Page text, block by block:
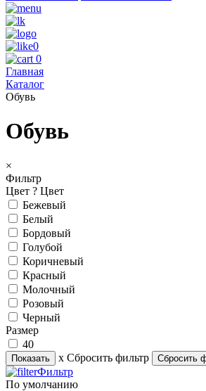
0
0
Главная
Каталог
Обувь
Обувь
×
Фильтр
Цвет ? Цвет
Бежевый
Белый
Бордовый
Голубой
Коричневый
Красный
Молочный
Розовый
Черный
Размер
40
х Сбросить фильтр
Фильтр
По умолчанию